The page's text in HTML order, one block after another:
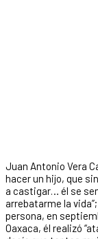
Juan Antonio Vera
hacer un hijo, que
a castigar… él se
arrebatarme la
persona, en
Oaxaca, él realizó